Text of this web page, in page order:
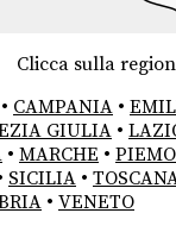
Clicca sulla
• CAMPANIA •
GIULIA •
• MARCHE •
SICILIA •
• VENETO